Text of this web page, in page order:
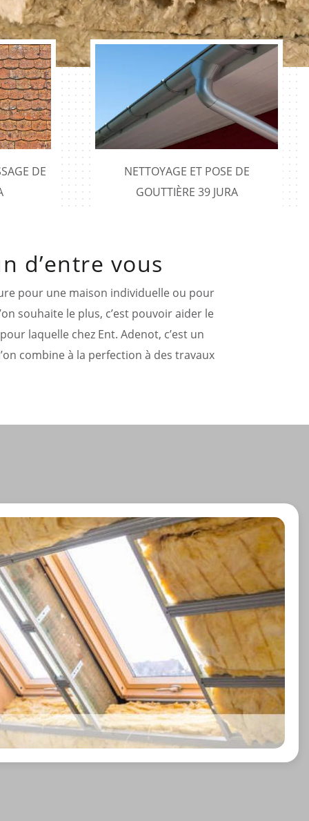
DE
NETTOYAGE ET POSE DE
GOUTTIÈRE 39 JURA
d’entre vous
pour une maison individuelle ou pour
souhaite le plus, c’est pouvoir aider le
laquelle chez Ent. Adenot, c’est un
combine à la perfection à des travaux